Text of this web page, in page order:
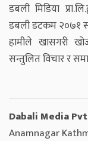
डबली मिडिया
डबली डटकम २०७१
हामीले खासगरी
सन्तुलित विचार र
Dabali Media
Anamnagar